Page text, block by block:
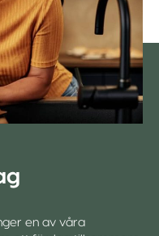
en av våra